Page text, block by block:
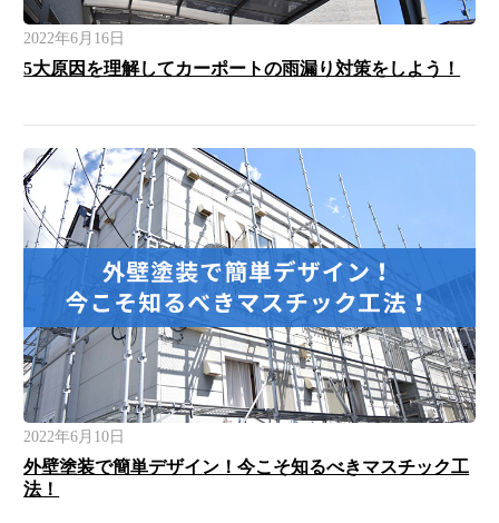
2022年6月16日
5大原因を理解してカーポートの雨漏り対策をしよう！
2022年6月10日
外壁塗装で簡単デザイン！今こそ知るべきマスチック工
法！